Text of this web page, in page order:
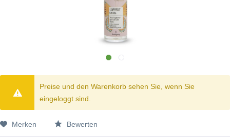
Preise und den Warenkorb sehen Sie, wenn Sie
eingeloggt sind.
Merken Bewerten